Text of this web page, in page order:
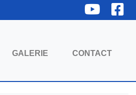
YouTube
GALERIE CONTACT